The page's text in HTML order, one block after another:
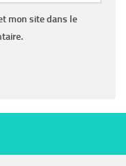
mon site dans le